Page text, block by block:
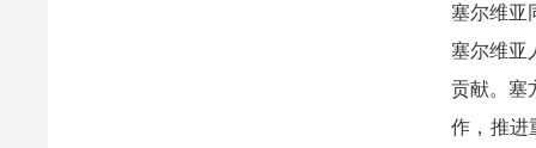
塞尔维亚
塞尔维亚
贡献。塞
作，推进